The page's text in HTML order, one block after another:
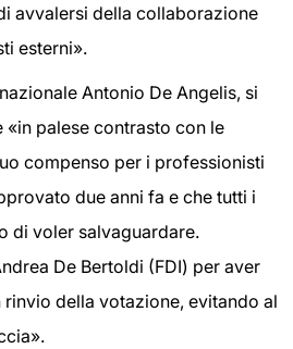
avvalersi della collaborazione
esterni».
Antonio De Angelis, si
palese contrasto con le
compenso per i professionisti
due anni fa e che tutti i
di voler salvaguardare.
De Bertoldi (FDI) per aver
della votazione, evitando al